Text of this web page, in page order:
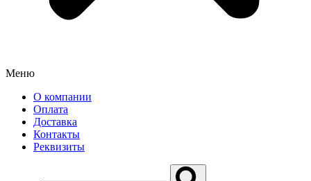
Меню
О компании
Оплата
Доставка
Контакты
Реквизиты